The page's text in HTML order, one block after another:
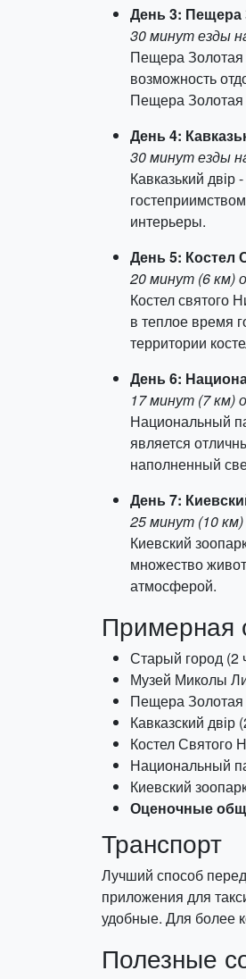
День 3: Пещера
30 минут езды
Пещера Золотая
возможность
Пещера Золотая
День 4:
30 минут езды
Кавказький
интерьеры.
День 5: Костел
20 минут (6 км)
Костел святого
в теплое время
территории
День 6:
17 минут (7 км)
Национальный
является
наполненный
День 7:
25 минут (10
Киевский
множество
атмосферой.
Примерная
Старый город (2
Музей Миколы
Пещера Золотая
Кавказский двір
Костел Святого
Национальный
Киевский
Оценочные
Транспорт
Лучший способ
приложения для
удобные. Для более
Полезные